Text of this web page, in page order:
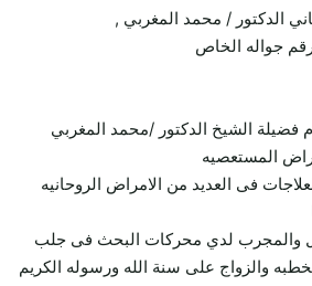
الدكتور / محمد المغربي ,
جواله الخاص
فضيلة الشيخ الدكتور /محمد المغربي
المستعصيه
فى العديد من الامراض الروحانيه
والمجرب لدي محركات البحث فى جلب
والزواج على سنة الله ورسوله الكريم